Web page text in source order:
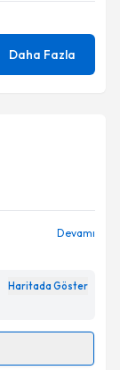
Daha Fazla
Devamı
Haritada Göster